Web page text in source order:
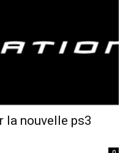
la nouvelle ps3